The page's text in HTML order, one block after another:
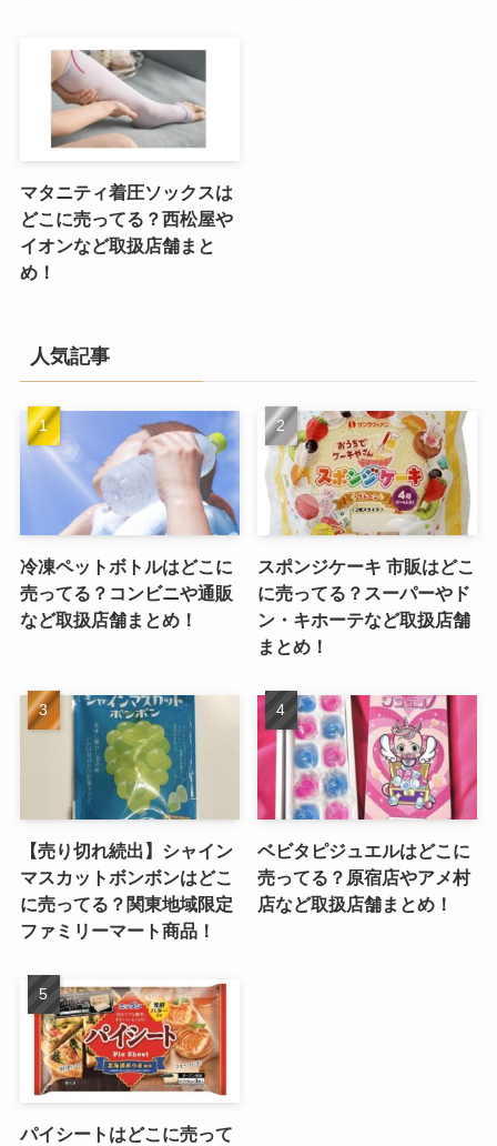
マタニティ着圧ソックスは
どこに売ってる？西松屋や
イオンなど取扱店舗まと
め！
人気記事
冷凍ペットボトルはどこに
売ってる？コンビニや通販
など取扱店舗まとめ！
スポンジケーキ 市販はどこ
に売ってる？スーパーやド
ン・キホーテなど取扱店舗
まとめ！
【売り切れ続出】シャイン
マスカットボンボンはどこ
に売ってる？関東地域限定
ファミリーマート商品！
ベビタピジュエルはどこに
売ってる？原宿店やアメ村
店など取扱店舗まとめ！
パイシートはどこに売って